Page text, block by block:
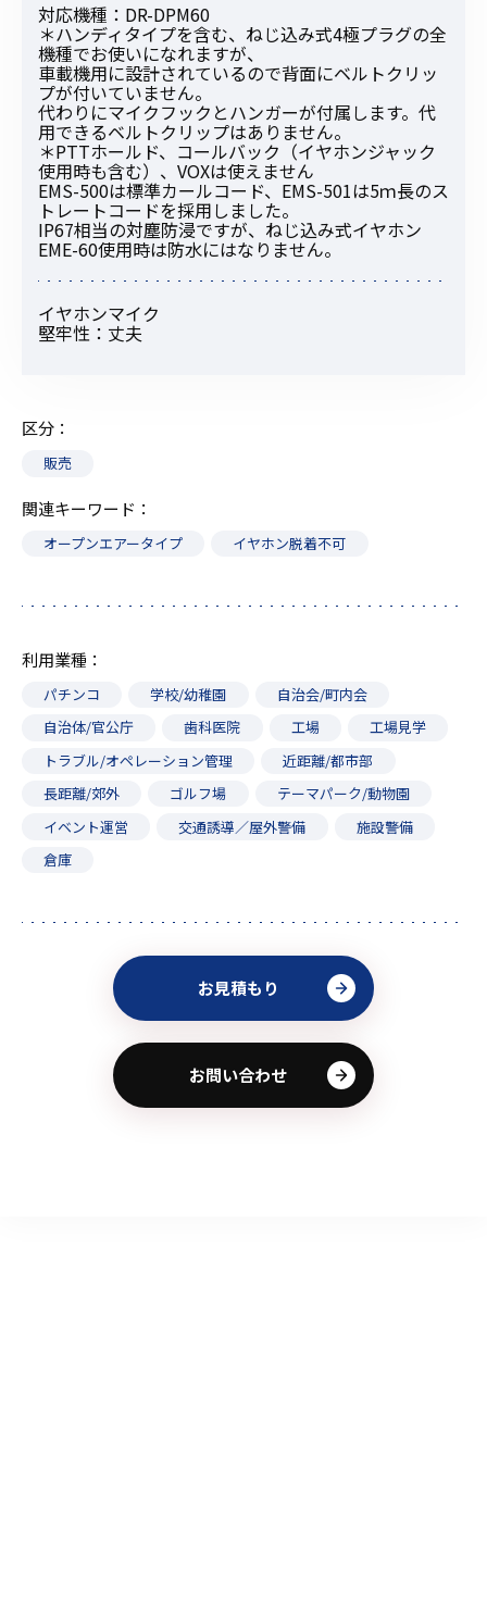
対応機種：DR-DPM60
＊ハンディタイプを含む、ねじ込み式4極プラグの全
機種でお使いになれますが、
車載機用に設計されているので背面にベルトクリッ
プが付いていません。
代わりにマイクフックとハンガーが付属します。代
用できるベルトクリップはありません。
＊PTTホールド、コールバック（イヤホンジャック
使用時も含む）、VOXは使えません
EMS-500は標準カールコード、EMS-501は5ｍ長のス
トレートコードを採用しました。
IP67相当の対塵防浸ですが、ねじ込み式イヤホン
EME-60使用時は防水にはなりません。
イヤホンマイク
堅牢性：丈夫
区分
販売
関連キーワード
オープンエアータイプ イヤホン脱着不可
利用業種
パチンコ 学校/幼稚園
自治会/町内会
自治体/官公庁
歯科医院 工場
工場見学
トラブル/オペレーション管理
近距離/都市部
長距離/郊外
ゴルフ場
テーマパーク/動物園
イベント運営
交通誘導／屋外警備
施設警備
倉庫
お見積もり
お問い合わせ